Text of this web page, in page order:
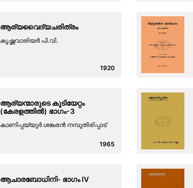
ആര്യവൈദ്യചരിത്രം
കൃഷ്ണവാരിയർ പി.വി.
1920
ആര്യന്മാരുടെ കുടിയേറ്റം
(കേരളത്തിൽ) ഭാഗം-3
കാണിപ്പയ്യൂർ ശങ്കരൻ നമ്പൂതിരിപ്പാട്
1965
ആചാരബോധിനി- ഭാഗം IV